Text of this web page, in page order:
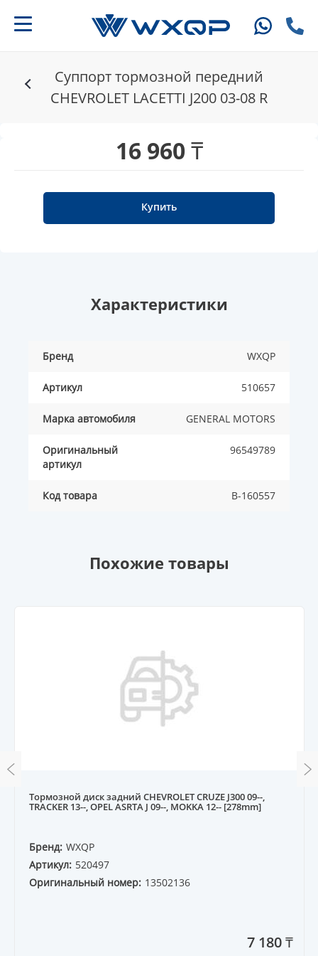
Суппорт тормозной передний
CHEVROLET LACETTI J200 03-08 R
16 960 ₸
Купить
Характеристики
Бренд WXQP
Артикул 510657
Марка автомобиля GENERAL MOTORS
Оригинальный
артикул
96549789
Код товара B-160557
Похожие товары
Тормозной диск задний CHEVROLET CRUZE J300 09--,
TRACKER 13--, OPEL ASRTA J 09--, MOKKA 12-- [278mm]
Бренд: WXQP
Артикул: 520497
Оригинальный номер: 13502136
7 180 ₸